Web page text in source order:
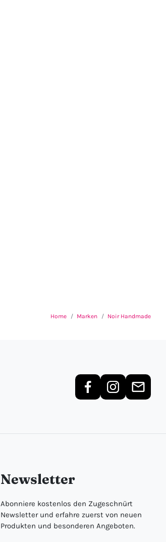
Home Marken Noir Handmade
Newsletter
Abonniere kostenlos den Zugeschnürt
Newsletter und erfahre zuerst von neuen
Produkten und besonderen Angeboten.